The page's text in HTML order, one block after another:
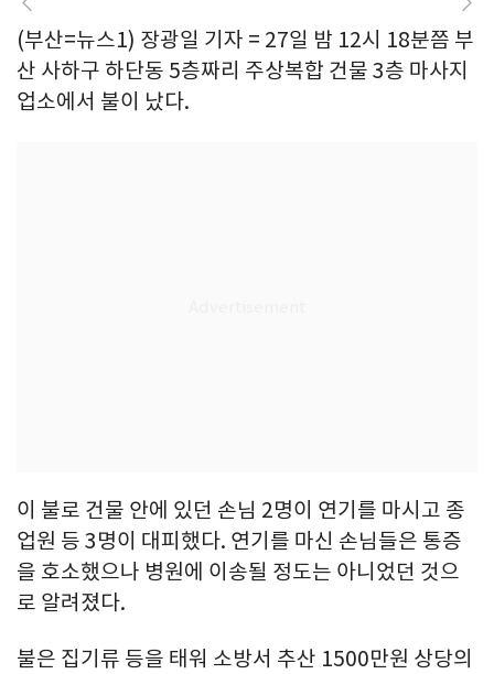
(부산=뉴스1) 장광일 기자 = 27일 밤 12시 18분쯤 부
산 사하구 하단동 5층짜리 주상복합 건물 3층 마사지
업소에서 불이 났다.
이 불로 건물 안에 있던 손님 2명이 연기를 마시고 종
업원 등 3명이 대피했다. 연기를 마신 손님들은 통증
을 호소했으나 병원에 이송될 정도는 아니었던 것으
로 알려졌다.
불은 집기류 등을 태워 소방서 추산 1500만원 상당의